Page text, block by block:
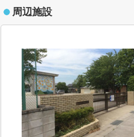
周辺施設